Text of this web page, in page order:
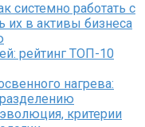
системно работать с
их в активы бизнеса
рейтинг ТОП-10
нагрева:
критерии